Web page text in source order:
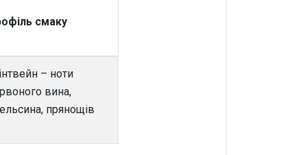
смаку
– ноти
вина,
прянощів